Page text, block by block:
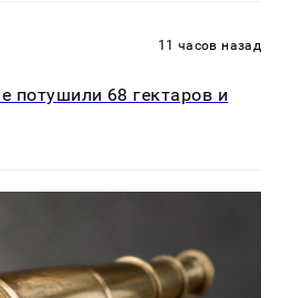
11 часов назад
потушили 68 гектаров и